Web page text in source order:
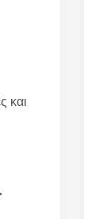
και